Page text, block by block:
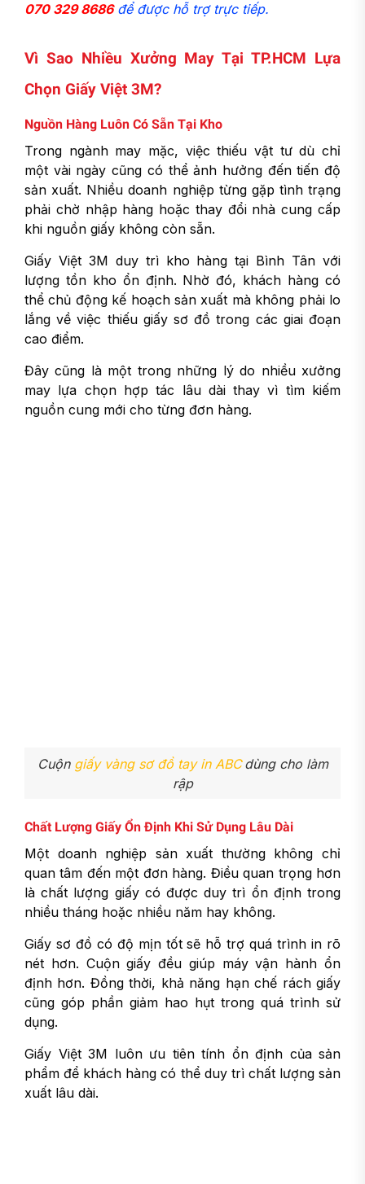
070 329 8686 để được hỗ trợ trực tiếp.
Vì Sao Nhiều Xưởng May Tại TP.HCM Lựa
Chọn Giấy Việt 3M?
Nguồn Hàng Luôn Có Sẵn Tại Kho
Trong ngành may mặc, việc thiếu vật tư dù chỉ
một vài ngày cũng có thể ảnh hưởng đến tiến độ
sản xuất. Nhiều doanh nghiệp từng gặp tình trạng
phải chờ nhập hàng hoặc thay đổi nhà cung cấp
khi nguồn giấy không còn sẵn.
Giấy Việt 3M duy trì kho hàng tại Bình Tân với
lượng tồn kho ổn định. Nhờ đó, khách hàng có
thể chủ động kế hoạch sản xuất mà không phải lo
lắng về việc thiếu giấy sơ đồ trong các giai đoạn
cao điểm.
Đây cũng là một trong những lý do nhiều xưởng
may lựa chọn hợp tác lâu dài thay vì tìm kiếm
nguồn cung mới cho từng đơn hàng.
Cuộn giấy vàng sơ đồ tay in ABC dùng cho làm
rập
Chất Lượng Giấy Ổn Định Khi Sử Dụng Lâu Dài
Một doanh nghiệp sản xuất thường không chỉ
quan tâm đến một đơn hàng. Điều quan trọng hơn
là chất lượng giấy có được duy trì ổn định trong
nhiều tháng hoặc nhiều năm hay không.
Giấy sơ đồ có độ mịn tốt sẽ hỗ trợ quá trình in rõ
nét hơn. Cuộn giấy đều giúp máy vận hành ổn
định hơn. Đồng thời, khả năng hạn chế rách giấy
cũng góp phần giảm hao hụt trong quá trình sử
dụng.
Giấy Việt 3M luôn ưu tiên tính ổn định của sản
phẩm để khách hàng có thể duy trì chất lượng sản
xuất lâu dài.